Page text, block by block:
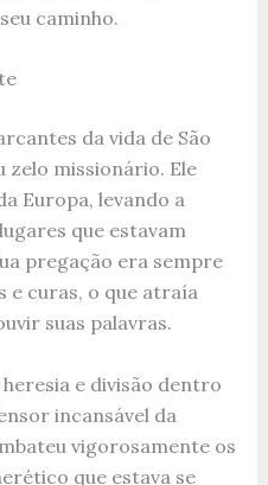
caminho.
da vida de São
zelo missionário. Ele
Europa, levando a
que estavam
pregação era sempre
e curas, o que atraía
suas palavras.
e divisão dentro
incansável da
vigorosamente os
que estava se